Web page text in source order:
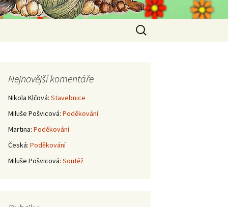
Vyhledávání
Nejnovější komentáře
Nikola Klčová: Stavebnice
Miluše Pošvicová: Poděkování
Martina: Poděkování
Česká: Poděkování
Miluše Pošvicová: Soutěž